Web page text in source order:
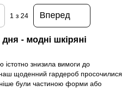
1 з 24 Вперед
- модні шкіряні
істотно знизила вимоги до
наш щоденний гардероб просочилися
були частиною форми або